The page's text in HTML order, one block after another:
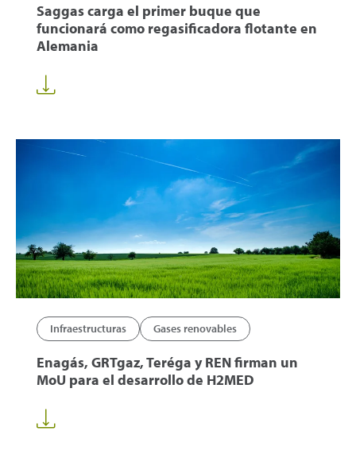
Saggas carga el primer buque que
funcionará como regasificadora flotante en
Alemania
Infraestructuras Gases renovables
Enagás, GRTgaz, Teréga y REN firman un
MoU para el desarrollo de H2MED